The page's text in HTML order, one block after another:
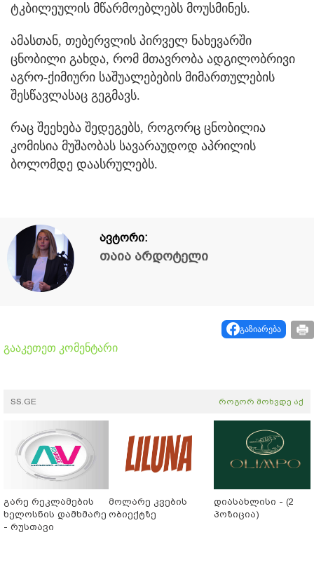
ტკბილეულის მწარმოებლებს მოუსმინეს.
ამასთან, თებერვლის პირველ ნახევარში
ცნობილი გახდა, რომ მთავრობა ადგილობრივი
აგრო-ქიმიური საშუალებების მიმართულების
შესწავლასაც გეგმავს.
რაც შეეხება შედეგებს, როგორც ცნობილია
კომისია მუშაობას სავარაუდოდ აპრილის
ბოლომდე დაასრულებს.
ავტორი:
თაია არდოტელი
გაზიარება
გააკეთეთ კომენტარი
SS.GE როგორ მოხვდე აქ
გარე რეკლამების
ხელოსნის დამხმარე
- რუსთავი
მოლარე კვების
ობიექტზე
დიასახლისი - (2
პოზიცია)